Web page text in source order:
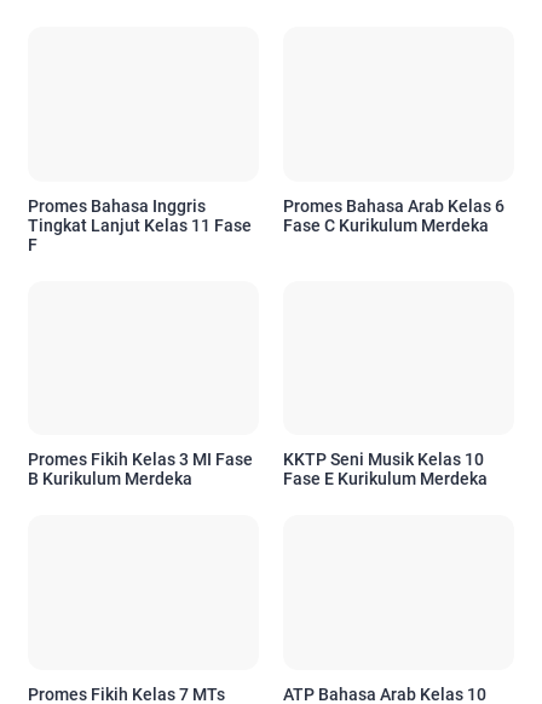
Promes Bahasa Inggris
Tingkat Lanjut Kelas 11 Fase
F
Promes Bahasa Arab Kelas 6
Fase C Kurikulum Merdeka
Promes Fikih Kelas 3 MI Fase
B Kurikulum Merdeka
KKTP Seni Musik Kelas 10
Fase E Kurikulum Merdeka
Promes Fikih Kelas 7 MTs
ATP Bahasa Arab Kelas 10